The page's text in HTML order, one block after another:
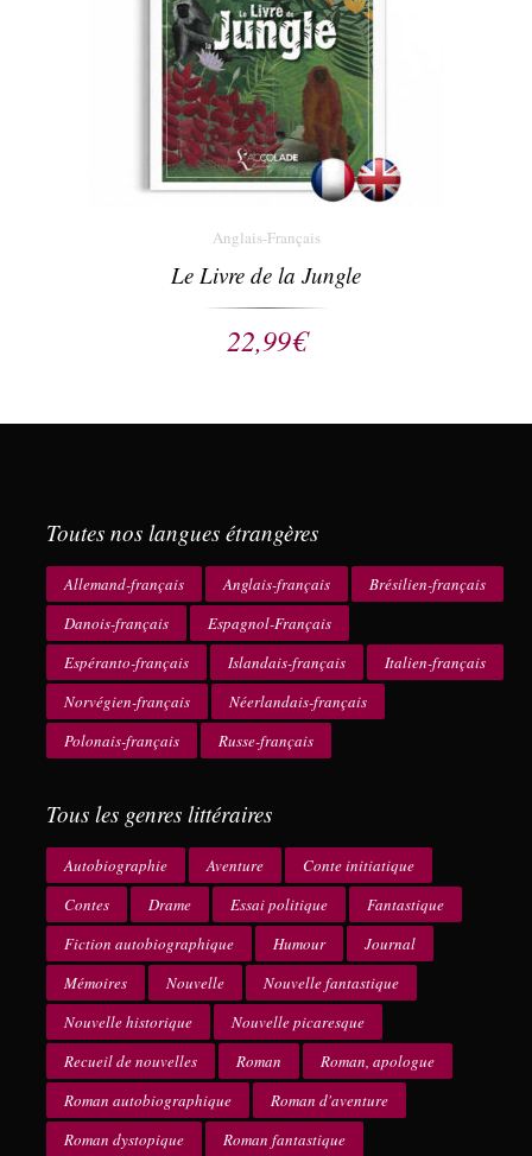
Anglais-Français
Le Livre de la Jungle
22,99€
Toutes nos langues étrangères
Allemand-français Anglais-français
Brésilien-français
Danois-français
Espagnol-Français
Espéranto-français
Islandais-français
Italien-français
Norvégien-français
Néerlandais-français
Polonais-français
Russe-français
Tous les genres littéraires
Autobiographie Aventure
Conte initiatique
Contes
Drame Essai politique
Fantastique
Fiction autobiographique
Humour
Journal
Mémoires
Nouvelle
Nouvelle fantastique
Nouvelle historique
Nouvelle picaresque
Recueil de nouvelles
Roman
Roman, apologue
Roman autobiographique
Roman d'aventure
Roman dystopique
Roman fantastique